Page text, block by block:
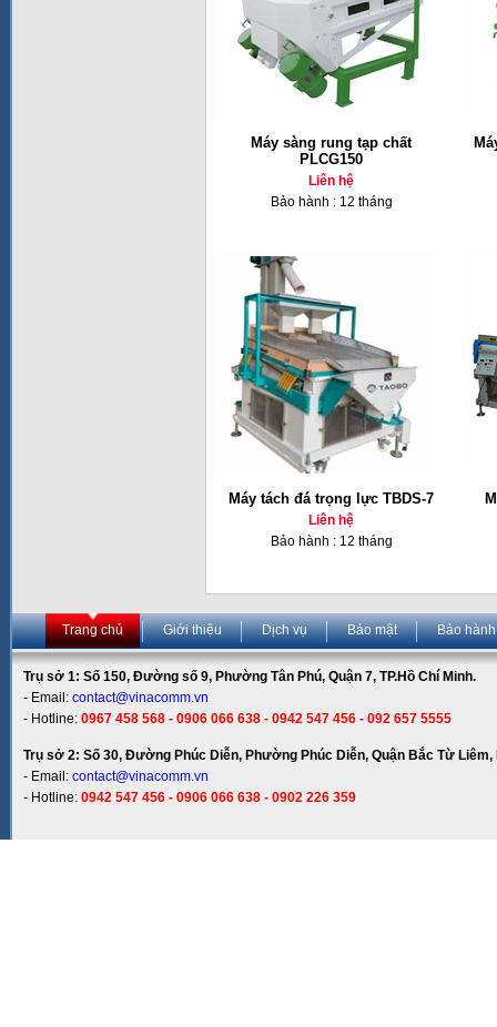
Máy sàng rung tạp chất
PLCG150
Liên hệ
Bảo hành : 12 tháng
Máy tách đá trọng lực TBDS-7
Liên hệ
Bảo hành : 12 tháng
Trang chủ Giới thiệu Dịch vụ Bảo mật Bảo hành
Trụ sở 1: Số 150, Đường số 9, Phường Tân Phú, Quận 7, TP.Hồ Chí Minh.
- Email: contact@vinacomm.vn
- Hotline: 0967 458 568 - 0906 066 638 - 0942 547 456 - 092 657 5555
Trụ sở 2: Số 30, Đường Phúc Diễn, Phường Phúc Diễn, Quận Bắc Từ Liêm,
- Email: contact@vinacomm.vn
- Hotline: 0942 547 456 - 0906 066 638 - 0902 226 359